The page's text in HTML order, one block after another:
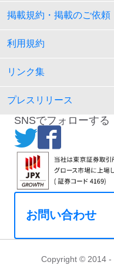
掲載規約・掲載のご依頼
利用規約
リンク集
プレスリリース
SNSでフォローする
お問い合わせ
Copyright © 2014 -